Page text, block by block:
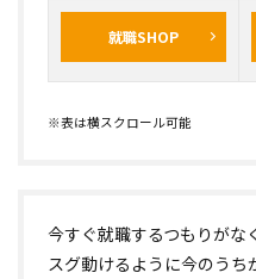
就職SHOP
※表は横スクロール可能
今すぐ就職するつもりがな
スグ動けるように今のう